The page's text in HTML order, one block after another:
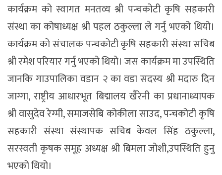
कार्यक्रम को स्वागत मनतव्य श्री पन्चकोटी कृषि सहकारी
संस्था का कोषाध्यक्ष श्री पहल ठकुल्ला ले गर्नु भएको थियो।
कार्यक्रम को संचालक पन्चकोटी कृषि सहकारी संस्था सचिब
श्री रमेश परियार गर्नु भएको थियो। जस कार्यक्रम मा उपस्थिति
जानकि गाउपालिका वडान २ का वडा सदस्य श्री मदारु दिन
जाग्गा, राष्ट्रीय आधारभूत बिद्मालय खैरेनी का प्रधानाध्यापक
श्री वासुदेव रेग्मी, समाजसेबि कोकीला साउद, पन्चकोटी कृषि
सहकारी संस्था संस्थापक सचिब केवल सिंह ठकुल्ला,
सरस्वती कृषक समूह अध्यक्ष श्री बिमला जोशी,उपस्थिति हुनु
भएको थियो।